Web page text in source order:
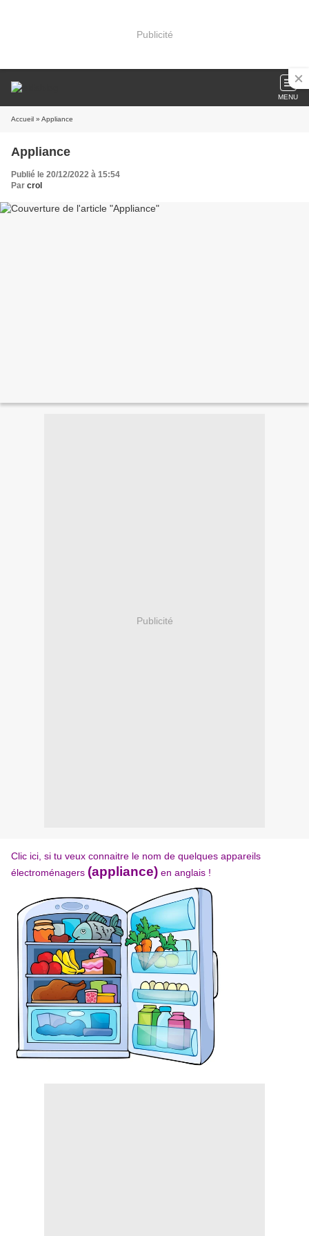
Publicité
MENU
Accueil » Appliance
Appliance
Publié le 20/12/2022 à 15:54
Par crol
Publicité
Clic ici, si tu veux connaitre le nom de quelques appareils
électroménagers (appliance) en anglais !